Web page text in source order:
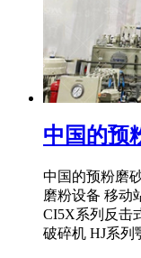
中国的预
中国的预粉磨
磨粉设备 移动
CI5X系列反击
破碎机 HJ系列